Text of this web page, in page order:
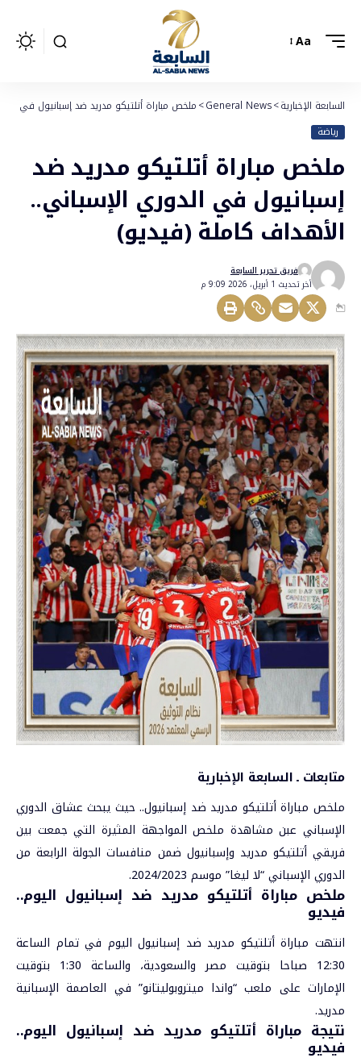
Aa
السابعة الإخبارية>
General News
>ملخص مباراة أتلتيكو مدريد ضد إسبانيول في
رياضة
ملخص مباراة أتلتيكو مدريد ضد
إسبانيول في الدوري الإسباني..
الأهداف كاملة (فيديو)
أخر تحديث 1 أبريل، 2026 9:09 م
فريق تحرير السابعة
متابعات ـ السابعة الإخبارية
ملخص مباراة أتلتيكو مدريد ضد إسبانيول.. حيث يبحث عشاق الدوري
الإسباني عبن مشاهدة ملخص المواجهة المثيرة التي جمعت بين
فريقي أتلتيكو مدريد وإسبانيول ضمن منافسات الجولة الرابعة من
الدوري الإسباني “لا ليغا” موسم 2024/2023.
ملخص مباراة أتلتيكو مدريد ضد إسبانيول اليوم..
فيديو
انتهت مباراة أتلتيكو مدريد ضد إسبانيولاليوم في تمام الساعة
12:30 صباحا بتوقيت مصر والسعودية، والساعة 1:30 بتوقيت
الإمارات على ملعب “واندا ميتروبوليتانو” في العاصمة الإسبانية
مدريد.
نتيجة مباراة أتلتيكو مدريد ضد إسبانيول اليوم..
فيديو